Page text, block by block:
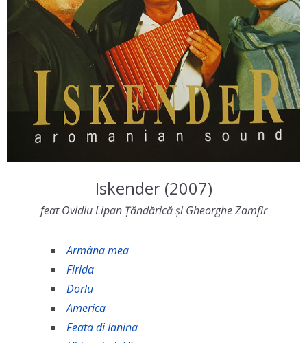
Iskender (2007)
feat Ovidiu Lipan Țăndărică și Gheorghe Zamfir
Armâna mea
Firida
Dorlu
America
Feata di Ianina